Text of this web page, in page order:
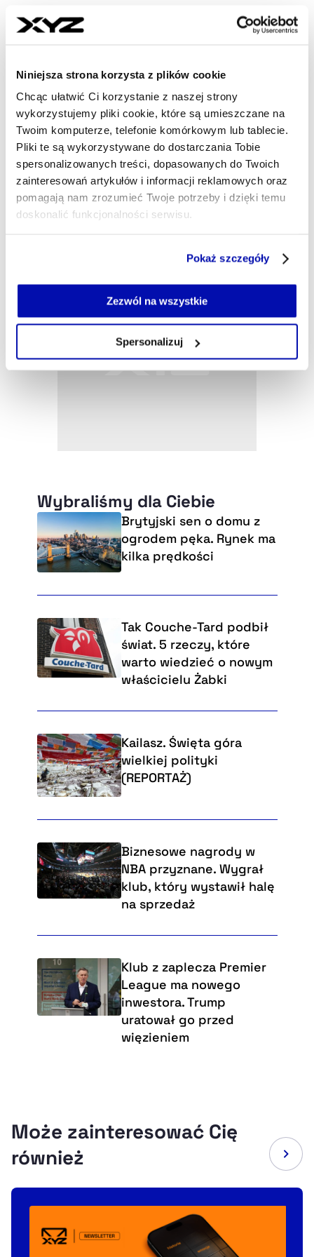
Niniejsza strona korzysta z plików cookie
Chcąc ułatwić Ci korzystanie z naszej strony
wykorzystujemy pliki cookie, które są umieszczane na
Twoim komputerze, telefonie komórkowym lub tablecie.
Pliki te są wykorzystywane do dostarczania Tobie
spersonalizowanych treści, dopasowanych do Twoich
zainteresowań artykułów i informacji reklamowych oraz
pomagają nam zrozumieć Twoje potrzeby i dzięki temu
doskonalić funkcjonalności serwisu.
Jeżeli nie wyrażasz zgody na zapisywanie plików cookie,
możesz łatwo zarządzać swoimi uprawnieniami, np. we
własnej przeglądarce internetowej lub po wybraniu opcji
Pokaż szczegóły
Zezwól na wszystkie
Spersonalizuj
Wybraliśmy dla Ciebie
Brytyjski sen o domu z
ogrodem pęka. Rynek ma
kilka prędkości
Tak Couche-Tard podbił
świat. 5 rzeczy, które
warto wiedzieć o nowym
właścicielu Żabki
Kailasz. Święta góra
wielkiej polityki
(REPORTAŻ)
Biznesowe nagrody w
NBA przyznane. Wygrał
klub, który wystawił halę
na sprzedaż
Klub z zaplecza Premier
League ma nowego
inwestora. Trump
uratował go przed
więzieniem
Strona główna
OG Anunoby bohaterem finałów
MIKOŁAJ ŚMIŁOWSKI
- AUTOR ARTYKUŁU -
Dziennikarz
W XYZ jednego dnia piszę o biznesie, a drugiego o
sporcie. Na szczęście te tematy czasem się łączą –
wtedy osiągam dziennikarski zen. Mieszkam w
USA, wychowałem się w Polsce, a lubię Anglię.
mikolaj.smilowski@xyz.pl
Może zainteresować Cię
również